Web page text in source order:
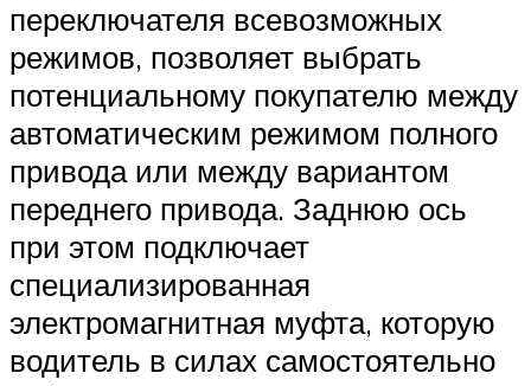
переключателя всевозможных
режимов, позволяет выбрать
потенциальному покупателю между
автоматическим режимом полного
привода или между вариантом
переднего привода. Заднюю ось
при этом подключает
специализированная
электромагнитная муфта, которую
водитель в силах самостоятельно